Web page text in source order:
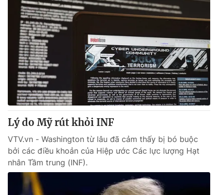
Lý do Mỹ rút khỏi INF
VTV.vn - Washington từ lâu đã cảm thấy bị bó buộc
bởi các điều khoản của Hiệp ước Các lực lượng Hạt
nhân Tầm trung (INF).